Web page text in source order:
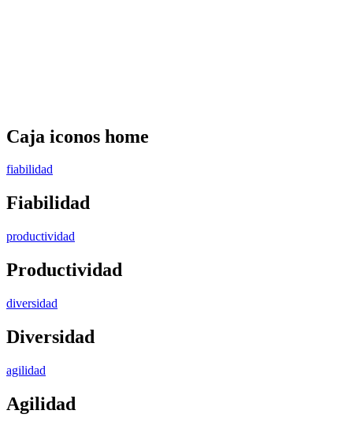
Caja iconos home
fiabilidad
Fiabilidad
productividad
Productividad
diversidad
Diversidad
agilidad
Agilidad